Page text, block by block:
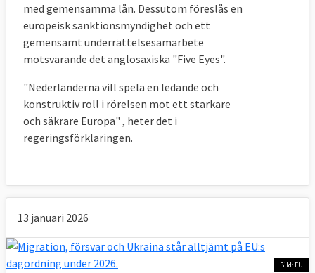
med gemensamma lån. Dessutom föreslås en
europeisk sanktionsmyndighet och ett
gemensamt underrättelsesamarbete
motsvarande det anglosaxiska "Five Eyes".
"Nederländerna vill spela en ledande och
konstruktiv roll i rörelsen mot ett starkare
och säkrare Europa" , heter det i
regeringsförklaringen.
13 januari 2026
Bild: EU